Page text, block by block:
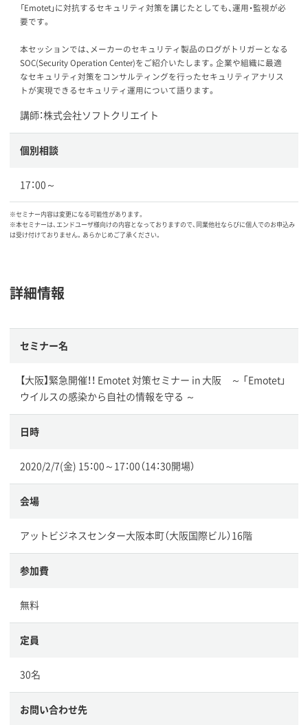
「Emotet」に対抗するセキュリティ対策を講じたとしても、運用・監視が必
要です。
本セッションでは、メーカーのセキュリティ製品のログがトリガーとなる
SOC(Security Operation Center)をご紹介いたします。企業や組織に最適
なセキュリティ対策をコンサルティングを行ったセキュリティアナリス
トが実現できるセキュリティ運用について語ります。
講師：株式会社ソフトクリエイト
個別相談
17：00～
※セミナー内容は変更になる可能性があります。
※本セミナーは、エンドユーザ様向けの内容となっておりますので、同業他社ならびに個人でのお申込み
は受け付けておりません。あらかじめご了承ください。
詳細情報
セミナー名
【大阪】緊急開催！！ Emotet 対策セミナー in 大阪 ～ 「Emotet」
ウイルスの感染から自社の情報を守る ～
日時
2020/2/7(金) 15：00～17：00（14：30開場）
会場
アットビジネスセンター大阪本町（大阪国際ビル）16階
参加費
無料
定員
30名
お問い合わせ先